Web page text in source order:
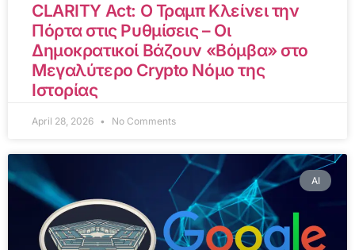
CLARITY Act: Ο Τραμπ Κλείνει την
Πόρτα στις Ρυθμίσεις – Οι
Δημοκρατικοί Βάζουν «Βόμβα» στο
Μεγαλύτερο Crypto Νόμο της
Ιστορίας
April 28, 2026 No Comments
AI